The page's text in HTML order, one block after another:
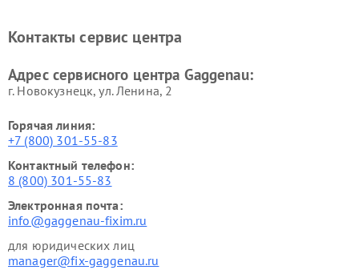
Контакты сервис центра
Адрес сервисного центра Gaggenau:
г. Новокузнецк, ул. Ленина, 2
Горячая линия:
+7 (800) 301-55-83
Контактный телефон:
8 (800) 301-55-83
Электронная почта:
info@gaggenau-fixim.ru
для юридических лиц
manager@fix-gaggenau.ru